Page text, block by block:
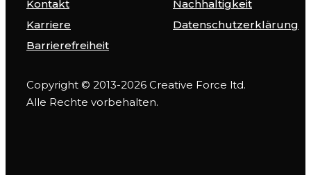
Kontakt
Nachhaltigkeit
Karriere
Datenschutzerklärung
Barrierefreiheit
Copyright © 2013-2026 Creative Force ltd.
Alle Rechte vorbehalten.